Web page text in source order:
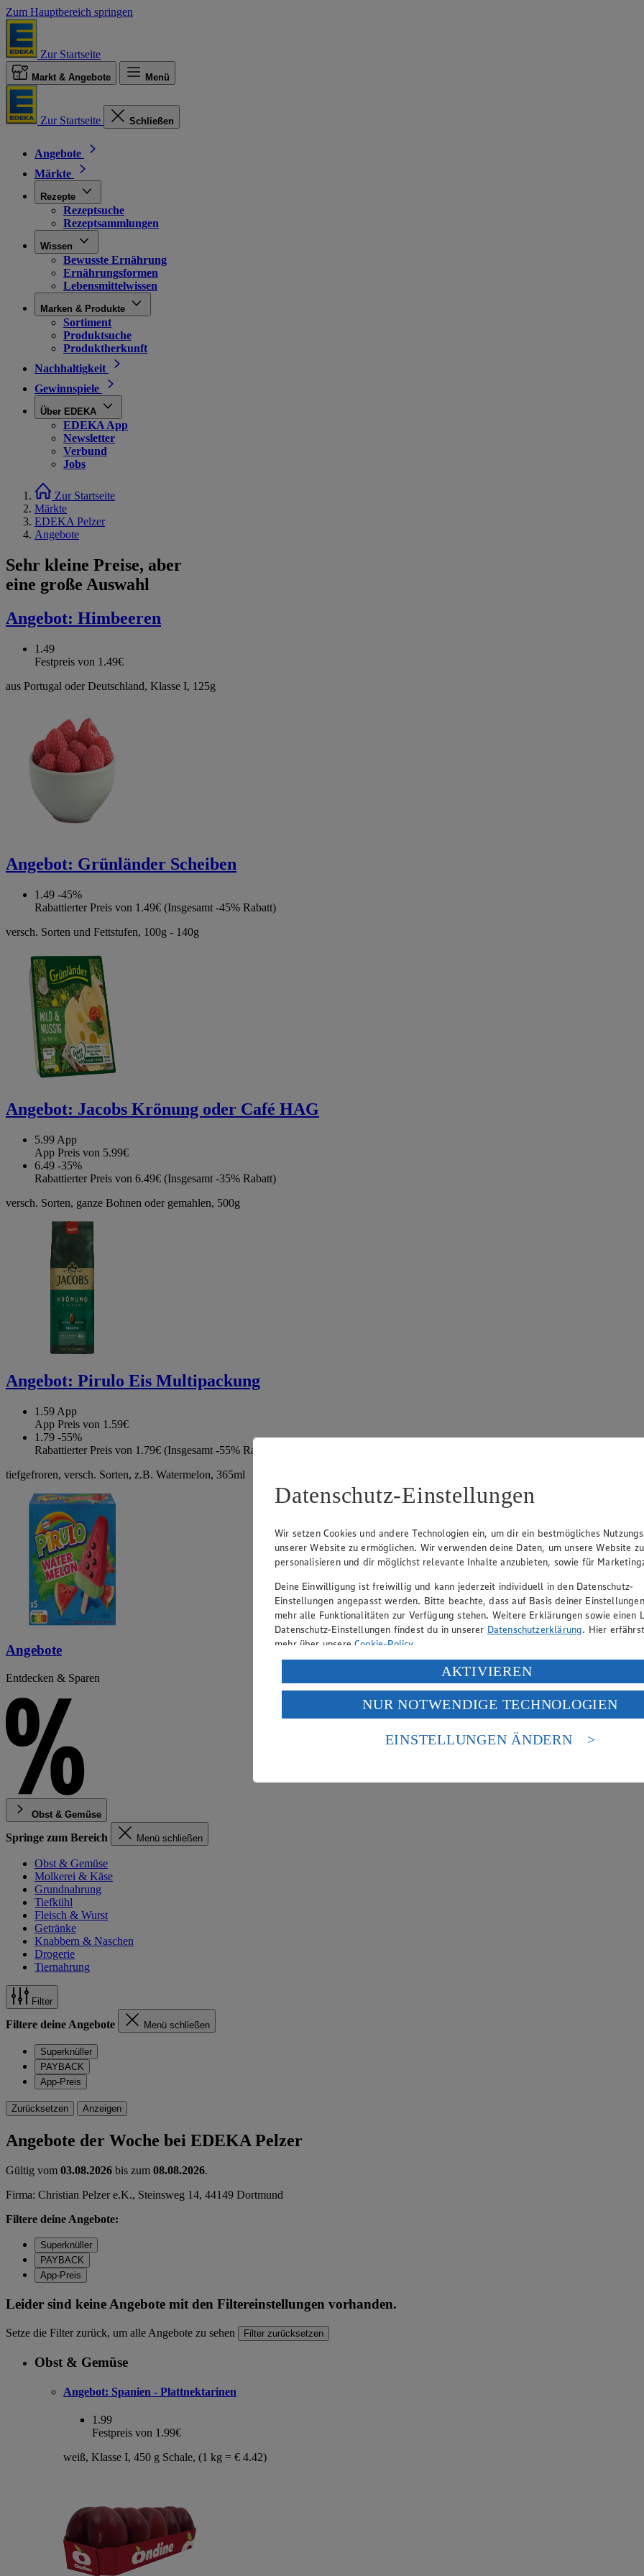
Zum Hauptbereich springen
Zur Startseite
Markt & Angebote Menü
Zur Startseite Schließen
Angebote
Märkte
Rezepte
Rezeptsuche
Rezeptsammlungen
Wissen
Bewusste Ernährung
Ernährungsformen
Lebensmittelwissen
Marken & Produkte
Sortiment
Produktsuche
Produktherkunft
Nachhaltigkeit
Gewinnspiele
Über EDEKA
EDEKA App
Newsletter
Verbund
Jobs
Zur Startseite
Märkte
EDEKA Pelzer
Angebote
Sehr kleine Preise, aber
eine große Auswahl
Angebot: Himbeeren
1.49
Festpreis von 1.49€
aus Portugal oder Deutschland, Klasse I, 125g
Angebot: Grünländer Scheiben
1.49 -45%
Rabattierter Preis von 1.49€ (Insgesamt -45% Rabatt)
versch. Sorten und Fettstufen, 100g - 140g
Angebot: Jacobs Krönung oder Café HAG
5.99 App
App Preis von 5.99€
6.49 -35%
Rabattierter Preis von 6.49€ (Insgesamt -35% Rabatt)
versch. Sorten, ganze Bohnen oder gemahlen, 500g
Angebot: Pirulo Eis Multipackung
1.59 App
App Preis von 1.59€
1.79 -55%
Rabattierter Preis von 1.79€ (Insgesamt -55% Rabatt)
tiefgefroren, versch. Sorten, z.B. Watermelon, 365ml
Angebote
Entdecken & Sparen
Obst & Gemüse
Springe zum Bereich Menü schließen
Obst & Gemüse
Molkerei & Käse
Grundnahrung
Tiefkühl
Fleisch & Wurst
Getränke
Knabbern & Naschen
Drogerie
Tiernahrung
Filter
Filtere deine Angebote Menü schließen
Superknüller
PAYBACK
App-Preis
Zurücksetzen Anzeigen
Angebote der Woche bei EDEKA Pelzer
Gültig vom 03.08.2026 bis zum 08.08.2026.
Firma: Christian Pelzer e.K., Steinsweg 14, 44149 Dortmund
Filtere deine Angebote:
Superknüller
PAYBACK
App-Preis
Leider sind keine Angebote mit den Filtereinstellungen vorhanden.
Setze die Filter zurück, um alle Angebote zu sehen Filter zurücksetzen
Obst & Gemüse
Angebot: Spanien - Plattnektarinen
1.99
Festpreis von 1.99€
weiß, Klasse I, 450 g Schale, (1 kg = € 4.42)
Datenschutz-Einstellungen
Wir setzen Cookies und andere Technologien ein, um dir ein bestmögliches
unserer Website zu ermöglichen. Wir verwenden deine Daten, um unsere Website zu
personalisieren und dir möglichst relevante Inhalte anzubieten, sowie für
Deine Einwilligung ist freiwillig und kann jederzeit individuell in den Datenschutz-
Einstellungen angepasst werden. Bitte beachte, dass auf Basis deiner
mehr alle Funktionalitäten zur Verfügung stehen. Weitere Erklärungen sowie einen
Datenschutz-Einstellungen findest du in unserer Datenschutzerklärung. Hier
mehr über unsereCookie-Policy.
Verarbeitung deiner personenbezogenen Daten in den USA durch Facebook und
Wenn du auf „Aktivieren“ klickst, willigst du im Sinne des Art. 49 Abs. 1 Satz 1 lit.
ein, dass deine Daten in den USA verarbeitet werden. Der EuGH sieht die USA als
einem nach europäischen Standards nicht angemessenen Datenschutzniveau an. Es
Risiko eines Zugriffs durch US-amerikanische Behörden.
AKTIVIEREN
NUR NOTWENDIGE TECHNOLOGIEN
EINSTELLUNGEN ÄNDERN